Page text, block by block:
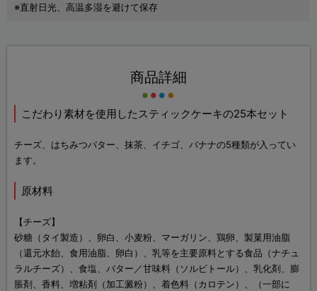
※直射日光、高温多湿を避けて保存
商品詳細
こだわり素材を使用したスティックケーキの25本セット
チーズ、はちみつバター、抹茶、イチゴ、バナナの5種類が入ってい
ます。
原材料
【チーズ】
砂糖（タイ製造）、卵白、小麦粉、マーガリン、鶏卵、製菓用油脂
（還元水飴、食用油脂、卵白）、乳等を主要原料とする食品（ナチュ
ラルチーズ）、食塩、バター／甘味料（ソルビトール）、乳化剤、膨
脹剤、香料、増粘剤（加工澱粉）、着色料（カロテン）、（一部に